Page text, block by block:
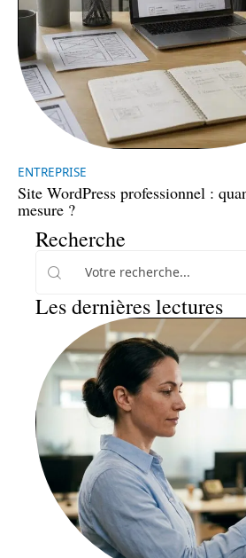
ENTREPRISE
Site WordPress professionnel :
mesure ?
Recherche
Les dernières lectures